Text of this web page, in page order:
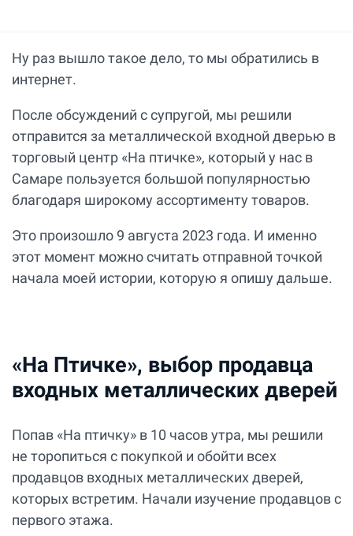
Ну раз вышло такое дело, то мы обратились в
интернет.
После обсуждений с супругой, мы решили
отправится за металлической входной дверью в
торговый центр «На птичке», который у нас в
Самаре пользуется большой популярностью
благодаря широкому ассортименту товаров.
Это произошло 9 августа 2023 года. И именно
этот момент можно считать отправной точкой
начала моей истории, которую я опишу дальше.
«На Птичке», выбор продавца
входных металлических дверей
Попав «На птичку» в 10 часов утра, мы решили
не торопиться с покупкой и обойти всех
продавцов входных металлических дверей,
которых встретим. Начали изучение продавцов с
первого этажа.